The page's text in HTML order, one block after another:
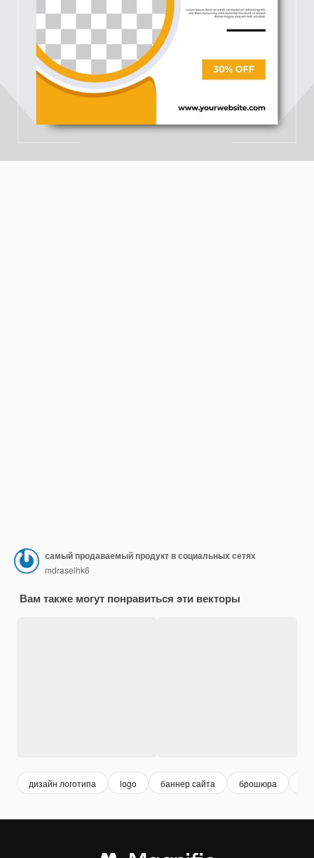
самый продаваемый продукт в социальных сетях
mdraselhk6
Вам также могут понравиться эти векторы
дизайн логотипа logo баннер сайта брошюра